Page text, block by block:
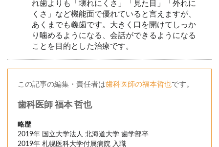
れ歯よりも「壊れにくさ」「見た目」「外れに
くさ」など機能面で優れていると言えますが、
あくまでも義歯です。大きく口を開けてしっか
り噛めるようになる、会話ができるようになる
ことを目的とした治療です。
この記事の編集・責任者は歯科医師の福本哲也です。
歯科医師 福本 哲也
略歴
2019年 国立大学法人 北海道大学 歯学部卒
2019年 札幌医科大学付属病院 入職